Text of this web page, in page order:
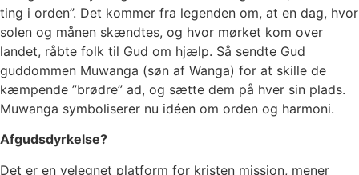
ting i orden”. Det kommer fra legenden om, at en dag, hvor
solen og månen skændtes, og hvor mørket kom over
landet, råbte folk til Gud om hjælp. Så sendte Gud
guddommen Muwanga (søn af Wanga) for at skille de
kæmpende ”brødre” ad, og sætte dem på hver sin plads.
Muwanga symboliserer nu idéen om orden og harmoni.
Afgudsdyrkelse?
Det er en velegnet platform for kristen mission, mener